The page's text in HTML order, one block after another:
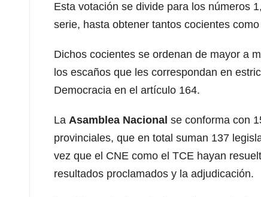
Esta votación se divide para los números
serie, hasta obtener tantos cocientes
Dichos cocientes se ordenan de mayor a
los escaños que les correspondan en
Democracia en el artículo 164.
La Asamblea Nacional se conforma con
provinciales, que en total suman 137
vez que el CNE como el TCE hayan
resultados proclamados y la adjudicación.